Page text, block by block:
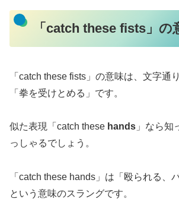
「catch these fists」の
「catch these fists」の意味は、文字通
「拳を受けとめる」です。
似た表現「catch these hands 」なら知
っしゃるでしょう。
「catch these hands」は「殴られる、
という意味のスラングです。